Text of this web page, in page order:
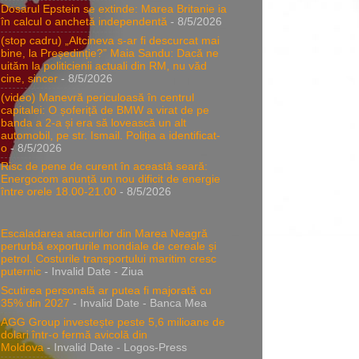
Dosarul Epstein se extinde: Marea Britanie ia
în calcul o anchetă independentă - 8/5/2026
(stop cadru) „Altcineva s-ar fi descurcat mai
bine, la Președinție?” Maia Sandu: Dacă ne
uităm la politicienii actuali din RM, nu văd
cine, sincer - 8/5/2026
(video) Manevră periculoasă în centrul
capitalei: O șoferiță de BMW a virat de pe
banda a 2-a și era să lovească un alt
automobil, pe str. Ismail. Poliția a identificat-
o - 8/5/2026
Risc de pene de curent în această seară:
Energocom anunță un nou dificit de energie
între orele 18.00-21.00 - 8/5/2026
Escaladarea atacurilor din Marea Neagră
perturbă exporturile mondiale de cereale și
petrol. Costurile transportului maritim cresc
puternic - Invalid Date - Ziua
Scutirea personală ar putea fi majorată cu
35% din 2027 - Invalid Date - Banca Mea
AGG Group investește peste 5,6 milioane de
dolari într-o fermă avicolă din
Moldova- Invalid Date - Logos-Press